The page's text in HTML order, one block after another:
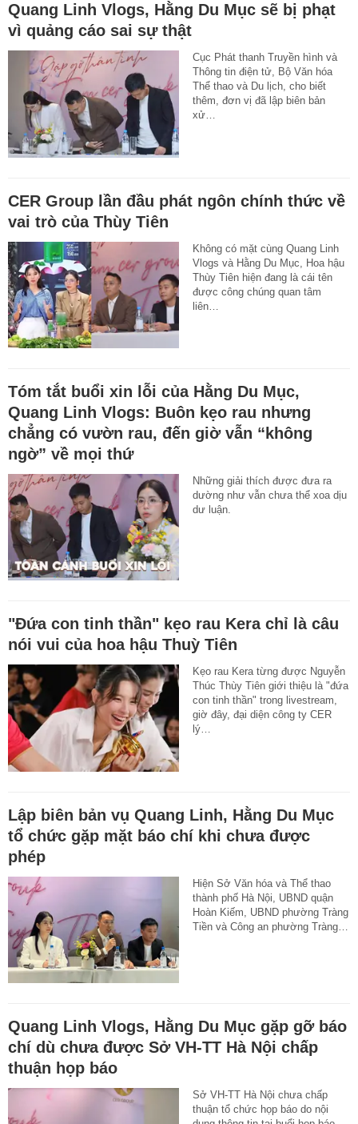
Quang Linh Vlogs, Hằng Du Mục sẽ bị phạt
vì quảng cáo sai sự thật
Cục Phát thanh Truyền hình và
Thông tin điện tử, Bộ Văn hóa
Thể thao và Du lịch, cho biết
thêm, đơn vị đã lập biên bản
xử…
CER Group lần đầu phát ngôn chính thức về
vai trò của Thùy Tiên
Không có mặt cùng Quang Linh
Vlogs và Hằng Du Mục, Hoa hậu
Thùy Tiên hiện đang là cái tên
được công chúng quan tâm
liên…
Tóm tắt buổi xin lỗi của Hằng Du Mục,
Quang Linh Vlogs: Buôn kẹo rau nhưng
chẳng có vườn rau, đến giờ vẫn “không
ngờ” về mọi thứ
Những giải thích được đưa ra
dường như vẫn chưa thể xoa dịu
dư luận.
"Đứa con tinh thần" kẹo rau Kera chỉ là câu
nói vui của hoa hậu Thuỳ Tiên
Kẹo rau Kera từng được Nguyễn
Thúc Thùy Tiên giới thiệu là "đứa
con tinh thần" trong livestream,
giờ đây, đại diện công ty CER
lý…
Lập biên bản vụ Quang Linh, Hằng Du Mục
tổ chức gặp mặt báo chí khi chưa được
phép
Hiện Sở Văn hóa và Thể thao
thành phố Hà Nội, UBND quận
Hoàn Kiếm, UBND phường Tràng
Tiền và Công an phường Tràng…
Quang Linh Vlogs, Hằng Du Mục gặp gỡ báo
chí dù chưa được Sở VH-TT Hà Nội chấp
thuận họp báo
Sở VH-TT Hà Nội chưa chấp
thuận tổ chức họp báo do nội